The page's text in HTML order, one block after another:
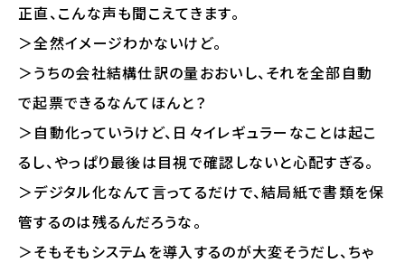
正直、こんな声も聞こえてきます。
＞全然イメージわかないけど。
＞うちの会社結構仕訳の量おおいし、それを全部自動
で起票できるなんてほんと？
＞自動化っていうけど、日々イレギュラーなことは起こ
るし、やっぱり最後は目視で確認しないと心配すぎる。
＞デジタル化なんて言ってるだけで、結局紙で書類を保
管するのは残るんだろうな。
＞そもそもシステムを導入するのが大変そうだし、ちゃ